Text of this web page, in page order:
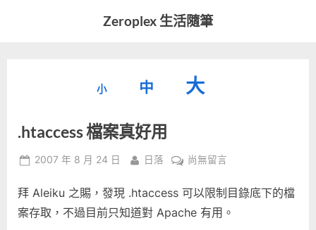
Zeroplex 生活隨筆
發
活
事
小
型
小。
中
重
型
小。
大
字
型
大
.htaccess 檔案真好用
Posted
2007 年 8 月 24 日 By
日落
在
檔
案
尚無留言
拜 Aleiku 之賜，發現 .htaccess 可以限制目錄底下的檔
案存取，不過目前只知道對 Apache 有用。